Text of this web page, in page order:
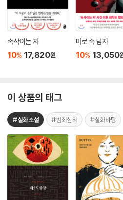
속삭이는 자
10% 17,820원
미로 속 남자
10% 13,050
이 상품의 태그
#실화소설 #범죄심리 #실화바탕